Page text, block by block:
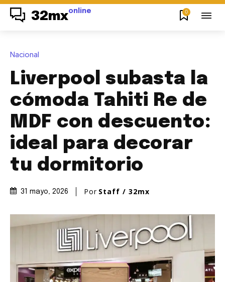
32mxonline 0
Nacional
Liverpool subasta la
cómoda Tahiti Re de
MDF con descuento:
ideal para decorar
tu dormitorio
31 mayo, 2026 Por Staff / 32mx